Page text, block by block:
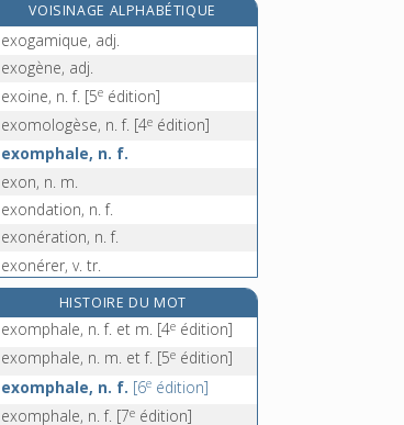
VOISINAGE ALPHABÉTIQUE
exogamie, n. f.
exogamique, adj.
exogène, adj.
exoine, n. f. [5e édition]
exomologèse, n. f. [4e édition]
exomphale, n. f.
exon, n. m.
exondation, n. f.
exonération, n. f.
exonérer, v. tr.
exophtalmie, n. f.
exophtalmique, adj.
exoplanète, n. f.
exorable, adj.
HISTOIRE DU MOT
exomphale, n. f. et m. [4e édition]
exomphale, n. m. et f. [5e édition]
exomphale, n. f. [6e édition]
exomphale, n. f. [7e édition]